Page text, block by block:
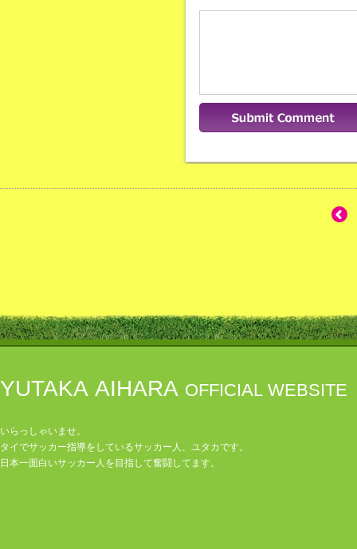
YUTAKA AIHARA OFFICIAL WEBSITE
いらっしゃいませ。
タイでサッカー指導をしているサッカー人、ユタカです。
日本一面白いサッカー人を目指して奮闘してます。